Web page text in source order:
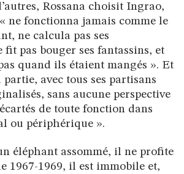
Rossana choisit Ingrao,
ne fonctionna jamais comme le
ne calcula pas ses
fit pas bouger ses fantassins, et
quand ils étaient mangés ». Et
avec tous ses partisans
sans aucune perspective
de toute fonction dans
ou périphérique ».
éléphant assommé, il ne profite
1967-1969, il est immobile et,